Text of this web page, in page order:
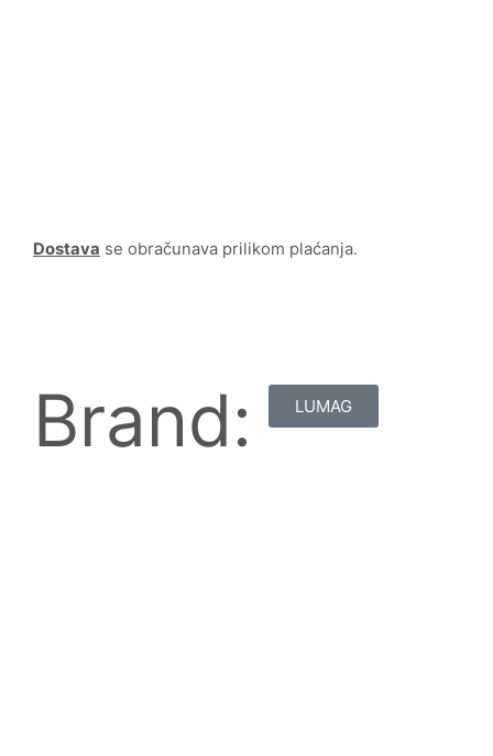
Dostava se obračunava prilikom plaćanja.
Brand: LUMAG